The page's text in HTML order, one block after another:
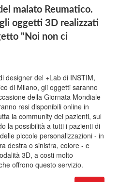
malato Reumatico.
oggetti 3D realizzati
"Noi non ci
designer del +Lab di INSTIM,
di Milano, gli oggetti saranno
della Giornata Mondiale
resi disponibili online in
la community dei pazienti, sul
la possibilità a tutti i pazienti di
piccole personalizzazioni - in
destra o sinistra, colore - e
3D, a costi molto
offrono questo servizio.